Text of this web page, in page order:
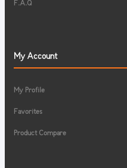
F.A.Q
My Account
My Profile
Favorites
Product Compare